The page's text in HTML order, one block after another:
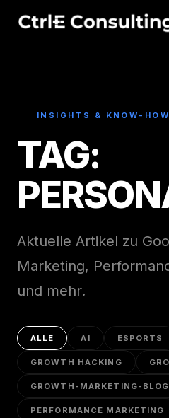
INSIGHTS & KNOW-HOW
TAG:
Aktuelle Artikel zu
Marketing,
und mehr.
ALLE AI ESPORTS
GROWTH HACKING
GROWTH-MARKETING-BLOG
PERFORMANCE MARKETING